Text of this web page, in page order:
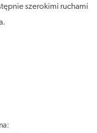
szerokimi ruchami